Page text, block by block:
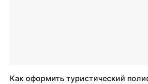
Как оформить туристический